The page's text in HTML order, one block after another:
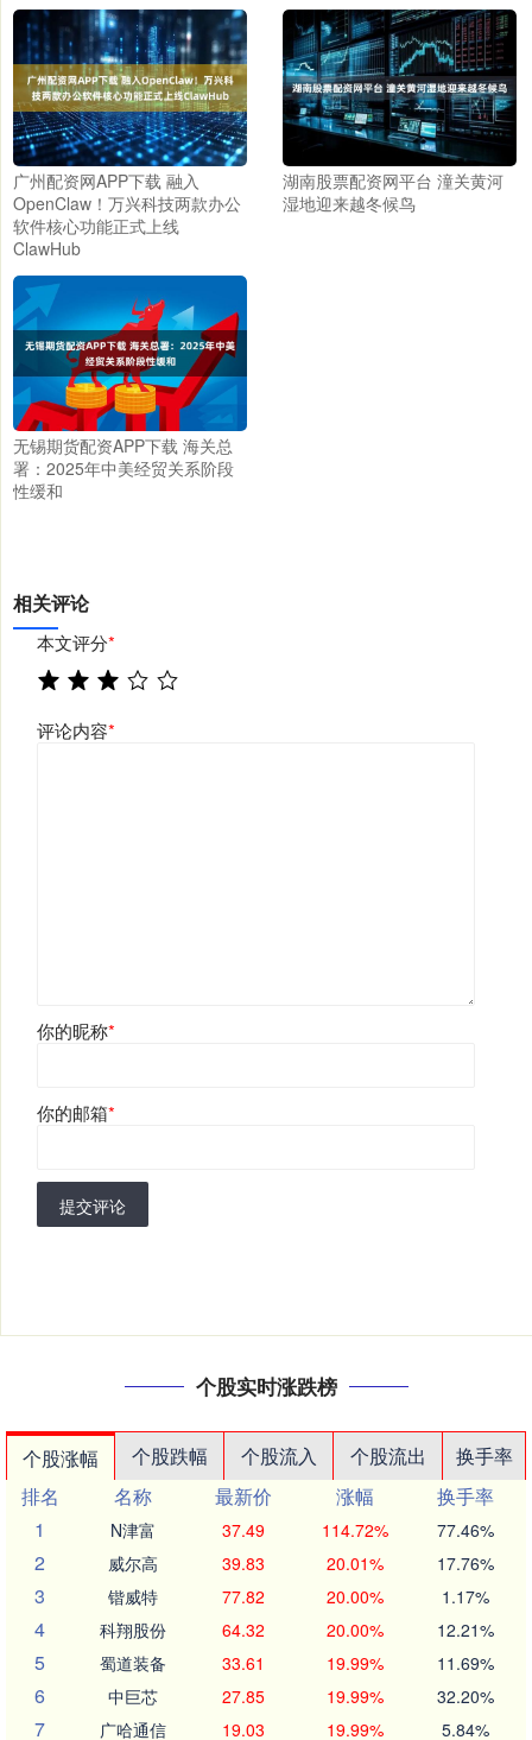
广州配资网APP下载 融入
OpenClaw！万兴科技两款办公
软件核心功能正式上线
ClawHub
湖南股票配资网平台 潼关黄河
湿地迎来越冬候鸟
无锡期货配资APP下载 海关总
署：2025年中美经贸关系阶段
性缓和
相关评论
本文评分*
评论内容*
你的昵称*
你的邮箱*
提交评论
个股实时涨跌榜
个股涨幅 个股跌幅 个股流入 个股流出
换手率
排名
名称 最新价 涨幅
换手率
1
N津富 37.49 114.72% 77.46%
2 威尔高 39.83 20.01% 17.76%
3 锴威特 77.82 20.00% 1.17%
4 科翔股份 64.32 20.00% 12.21%
5 蜀道装备 33.61 19.99% 11.69%
6 中巨芯 27.85 19.99% 32.20%
7 广哈通信 19.03 19.99% 5.84%